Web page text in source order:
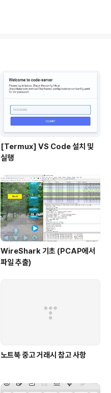
[Termux] VS Code 설치 및
실행
WireShark 기초 (PCAP에서
파일 추출)
노트북 중고 거래시 참고 사항